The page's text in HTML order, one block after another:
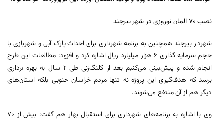
نصب ۷۰ المان نوروزی در شهر بیرجند
شهردار بیرجند همچنین به برنامه شهرداری برای احداث پارک آبی و شهربازی با
حجم سرمایه گذاری ۶ هزار میلیارد ریال اشاره کرد و افزود: مطالعات این طرح
انجام شده و پیش‌بینی می‌کنیم بعد از کلنگ‌زنی طی ۲ سال به بهره برداری
برسد که هدف‌گیری این پروژه نه تنها مردم خراسان جنوبی بلکه استان‌های
دیگر هم از آن منتفع می‌شوند.
وی با اشاره به برنامه‌های شهرداری برای استقبال بهار هم گفت: بیش از ۷۰